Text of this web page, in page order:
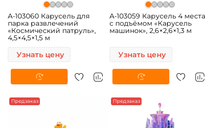
A-103060 Карусель для
парка развлечений
«Космический патруль»,
4,5×4,5×1,5 м
Узнать цену
A-103059 Карусель 4 места
с подъёмом «Карусель
машинок», 2,6×2,6×1,3 м
Узнать цену
Предзаказ Предзаказ